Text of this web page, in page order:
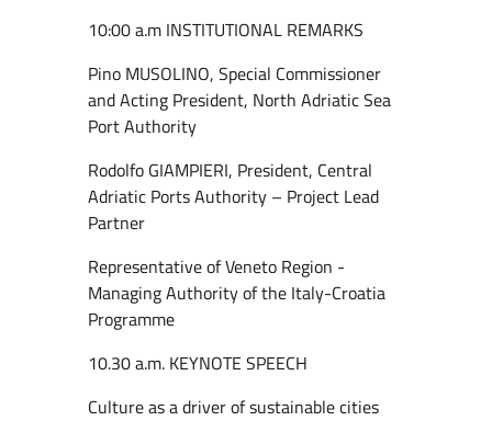
10:00 a.m INSTITUTIONAL REMARKS
Pino MUSOLINO, Special Commissioner
and Acting President, North Adriatic Sea
Port Authority
Rodolfo GIAMPIERI, President, Central
Adriatic Ports Authority – Project Lead
Partner
Representative of Veneto Region -
Managing Authority of the Italy-Croatia
Programme
10.30 a.m. KEYNOTE SPEECH
Culture as a driver of sustainable cities